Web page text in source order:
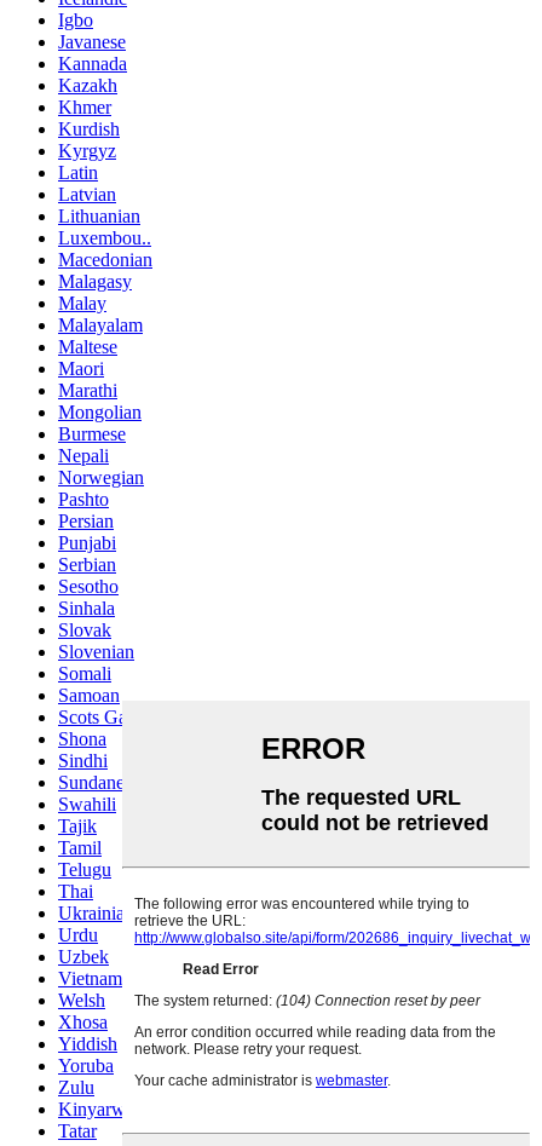
Igbo
Javanese
Kannada
Kazakh
Khmer
Kurdish
Kyrgyz
Latin
Latvian
Lithuanian
Luxembou..
Macedonian
Malagasy
Malay
Malayalam
Maltese
Maori
Marathi
Mongolian
Burmese
Nepali
Norwegian
Pashto
Persian
Punjabi
Serbian
Sesotho
Sinhala
Slovak
Slovenian
Somali
Samoan
Scots Gaelic
Shona
Sindhi
Sundanese
Swahili
Tajik
Tamil
Telugu
Thai
Ukrainian
Urdu
Uzbek
Vietnamese
Welsh
Xhosa
Yiddish
Yoruba
Zulu
Kinyarwanda
Tatar